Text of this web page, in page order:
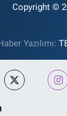
Copyright ©
Yazılımı: